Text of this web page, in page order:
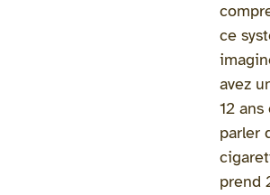
ce
avez
12
parler
prend